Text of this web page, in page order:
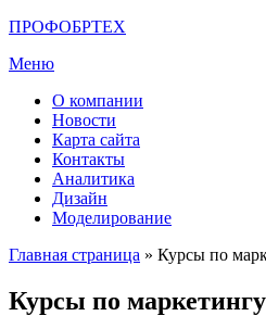
Перейти
содержимому
ПРОФОБРТЕХ
Меню
О компании
Новости
Карта сайта
Контакты
Аналитика
Дизайн
Моделирование
Главная страница » Курсы по
Курсы по